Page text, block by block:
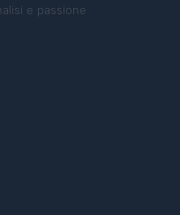
e passione